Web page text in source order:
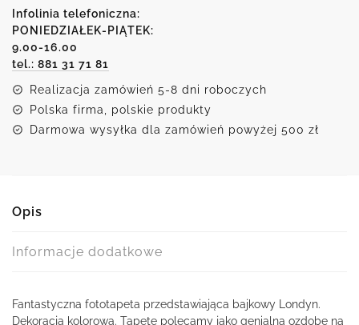
bajkowym
Londynem
Infolinia telefoniczna:
PONIEDZIAŁEK-PIĄTEK:
9.00-16.00
tel.: 881 31 71 81
Realizacja zamówień 5-8 dni roboczych
Polska firma, polskie produkty
Darmowa wysyłka dla zamówień powyżej 500 zł
Opis
Informacje dodatkowe
Fantastyczna fototapeta przedstawiająca bajkowy Londyn.
Dekoracja kolorowa. Tapetę polecamy jako genialną ozdobę na